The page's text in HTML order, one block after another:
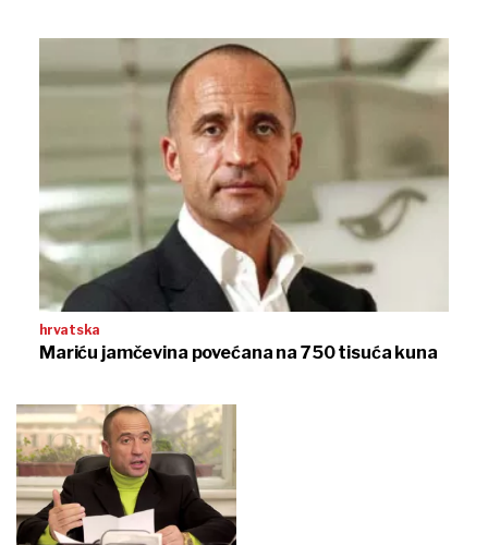
hrvatska
Mariću jamčevina povećana na 750 tisuća kuna